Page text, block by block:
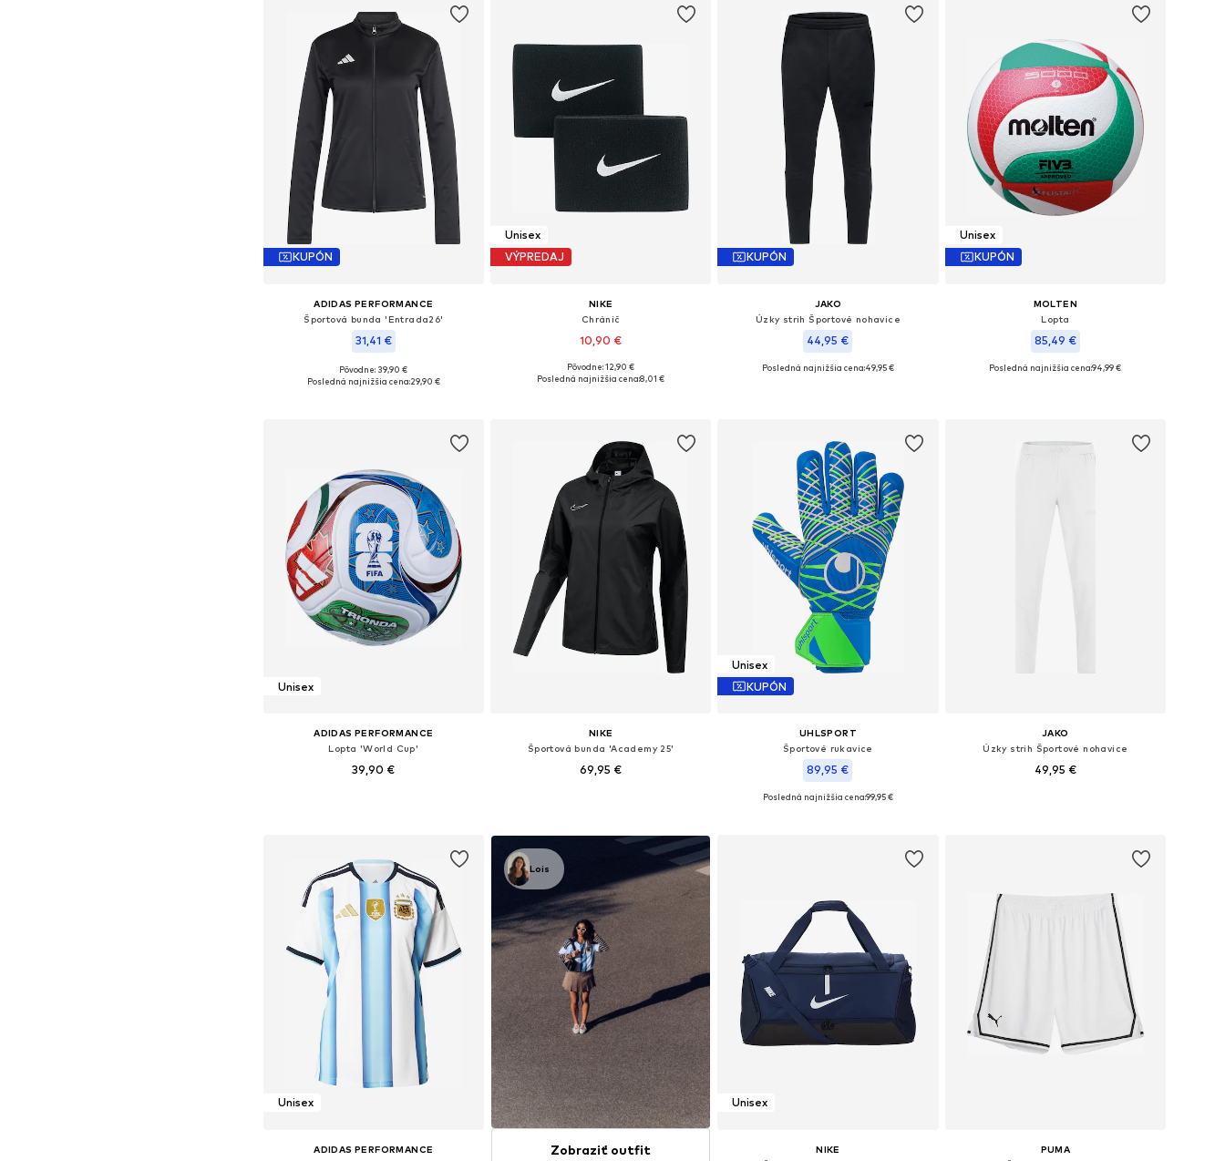
KUPÓN
ADIDAS PERFORMANCE
Športová bunda 'Entrada26'
31,41 €
+ 1
Dostupné veľkosti: XS, S, M, L, XL
Pôvodne: 39,90 €
Posledná najnižšia cena:29,90 €
Unisex
VÝPREDAJ
NIKE
Chránič
10,90 €
+ 1
Dostupné veľkosti: One Size
Pôvodne: 12,90 €
Posledná najnižšia cena:8,01 €
KUPÓN
JAKO
Úzky strih Športové nohavice
44,95 €
Dostupné veľkosti: S, M, L, XL, XXL
Posledná najnižšia cena:49,95 €
Unisex
KUPÓN
MOLTEN
Lopta
85,49 €
Dostupné veľkosti: 5
Posledná najnižšia cena:94,99 €
Unisex
ADIDAS PERFORMANCE
Lopta 'World Cup'
39,90 €
NIKE
Športová bunda 'Academy 25'
69,95 €
Unisex
KUPÓN
UHLSPORT
Športové rukavice
89,95 €
Dostupné veľkosti: S, S-M, L-XL, XL-XXL
Posledná najnižšia cena:99,95 €
JAKO
Úzky strih Športové nohavice
49,95 €
Unisex
ADIDAS PERFORMANCE
Lois
Zobraziť outfit
Unisex
NIKE
PUMA